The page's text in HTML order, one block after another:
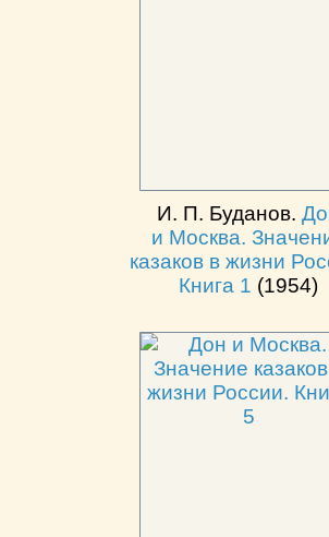
И. П. Буданов.
и Москва.
казаков в жизни
Книга 1 (1954)